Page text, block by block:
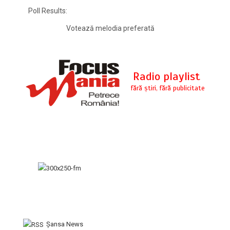
Poll Results:
Votează melodia preferată
Şansa News